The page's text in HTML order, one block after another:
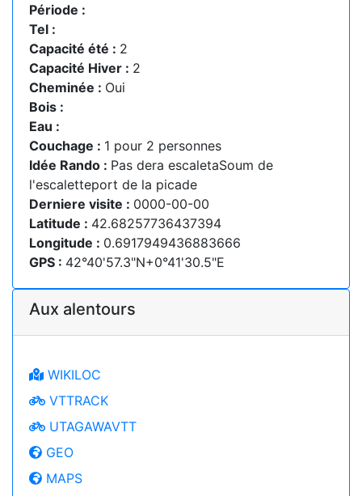
Période :
Tel :
Capacité été : 2
Capacité Hiver : 2
Cheminée : Oui
Bois :
Eau :
Couchage : 1 pour 2 personnes
Idée Rando : Pas dera escaletaSoum de
l'escaletteport de la picade
Derniere visite : 0000-00-00
Latitude : 42.68257736437394
Longitude : 0.6917949436883666
GPS : 42°40'57.3"N+0°41'30.5"E
Aux alentours
WIKILOC
VTTRACK
UTAGAWAVTT
GEO
MAPS